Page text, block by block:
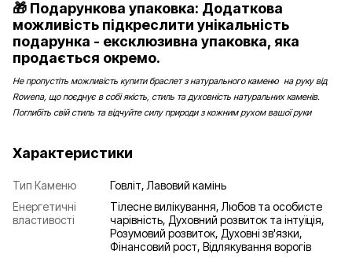
🎁 Подарункова упаковка: Додаткова
можливість підкреслити унікальність
подарунка - ексклюзивна упаковка, яка
продається окремо.
Не пропустіть можливість купити браслет з натурального каменю на руку від
Rowena, що поєднує в собі якість, стиль та духовність натуральних каменів.
Поглибіть свій стиль та відчуйте силу природи з кожним рухом вашої руки
Характеристики
Тип Каменю
Говліт, Лавовий камінь
Енергетичні
властивості
Тілесне вилікування, Любов та особисте
чарівність, Духовний розвиток та інтуїція,
Розумовий розвиток, Духовні зв'язки,
Фінансовий рост, Відлякування ворогів